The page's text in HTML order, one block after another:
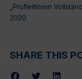
„Prüfleitlinien
2020
SHARE THIS